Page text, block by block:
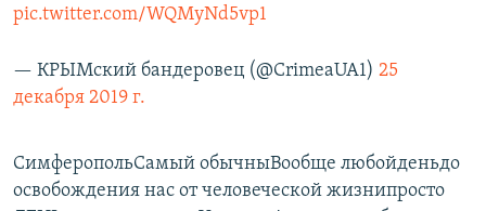
pic.twitter.com/WQMyNd5vp1
— КРЫМский бандеровец (@CrimeaUA1) 25
декабря 2019 г.
СимферопольСамый обычныВообще любойденьдо
освобождения нас от человеческой жизнипросто